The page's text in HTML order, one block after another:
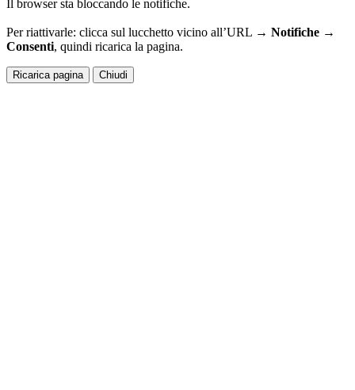
Il browser sta bloccando le notifiche.
Per riattivarle: clicca sul lucchetto vicino all’URL → Notifiche →
Consenti, quindi ricarica la pagina.
Ricarica pagina Chiudi